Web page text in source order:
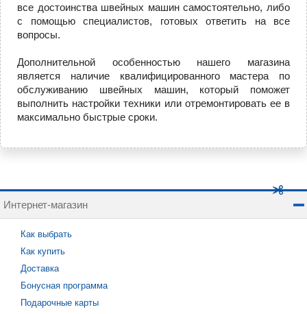
все достоинства швейных машин самостоятельно, либо
с помощью специалистов, готовых ответить на все
вопросы.
Дополнительной особенностью нашего магазина
является наличие квалифицированного мастера по
обслуживанию швейных машин, который поможет
выполнить настройки техники или отремонтировать ее в
максимально быстрые сроки.
Интернет-магазин
Как выбрать
Как купить
Доставка
Бонусная программа
Подарочные карты